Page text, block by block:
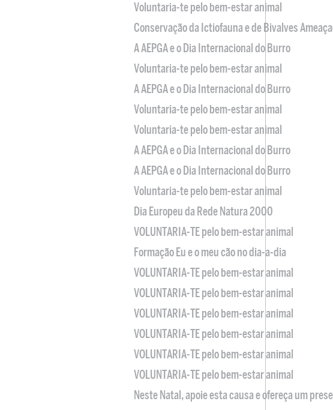
Voluntaria-te pelo bem-estar animal
Conservação da Ictiofauna e de Bivalves
A AEPGA e o Dia Internacional do Burro
Voluntaria-te pelo bem-estar animal
A AEPGA e o Dia Internacional do Burro
Voluntaria-te pelo bem-estar animal
Voluntaria-te pelo bem-estar animal
A AEPGA e o Dia Internacional do Burro
A AEPGA e o Dia Internacional do Burro
Voluntaria-te pelo bem-estar animal
Dia Europeu da Rede Natura 2000
VOLUNTARIA-TE pelo bem-estar animal
Formação Eu e o meu cão no dia-a-dia
VOLUNTARIA-TE pelo bem-estar animal
VOLUNTARIA-TE pelo bem-estar animal
VOLUNTARIA-TE pelo bem-estar animal
VOLUNTARIA-TE pelo bem-estar animal
VOLUNTARIA-TE pelo bem-estar animal
VOLUNTARIA-TE pelo bem-estar animal
Neste Natal, apoie esta causa e ofereça um